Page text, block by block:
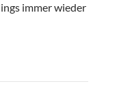
immer wieder